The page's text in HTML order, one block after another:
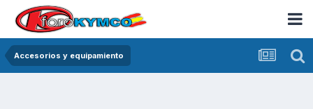
Accesorios y equipamiento